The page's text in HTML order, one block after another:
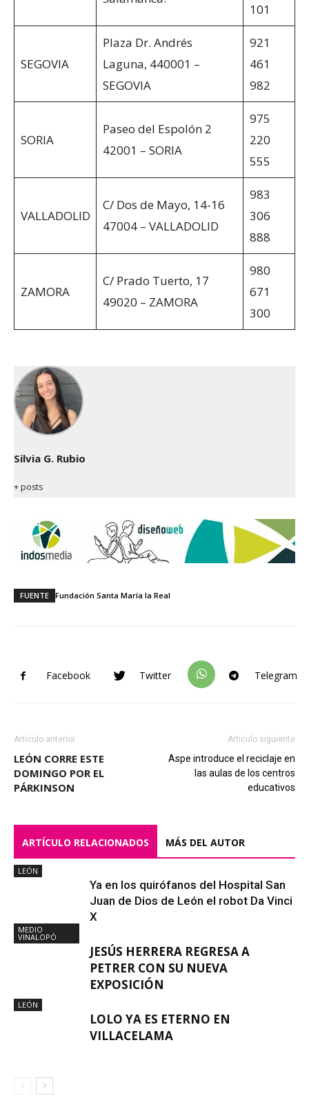
101
SEGOVIA
Plaza Dr. Andrés
Laguna, 440001 –
SEGOVIA
921
461
982
SORIA
Paseo del Espolón 2
42001 – SORIA
975
220
555
VALLADOLID
C/ Dos de Mayo, 14-16
47004 – VALLADOLID
983
306
888
ZAMORA
C/ Prado Tuerto, 17
49020 – ZAMORA
980
671
300
Silvia G. Rubio
+ posts
FUENTE Fundación Santa María la Real
Facebook Twitter Telegram
Artículo anterior
LEÓN CORRE ESTE
DOMINGO POR EL
PÁRKINSON
Artículo siguiente
Aspe introduce el reciclaje en
las aulas de los centros
educativos
ARTÍCULO RELACIONADOS MÁS DEL AUTOR
LEÓN
Ya en los quirófanos del Hospital San
Juan de Dios de León el robot Da Vinci
X
MEDIO
VINALOPÓ
JESÚS HERRERA REGRESA A
PETRER CON SU NUEVA
EXPOSICIÓN
LEÓN
LOLO YA ES ETERNO EN
VILLACELAMA